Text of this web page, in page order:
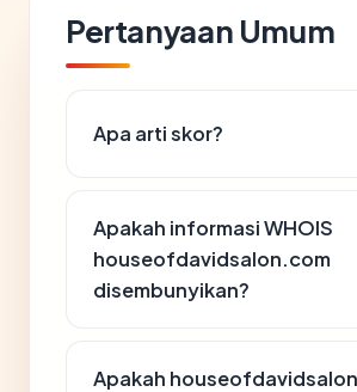
Pertanyaan Umum
Apa arti skor?
Apakah informasi WHOIS
houseofdavidsalon.com
disembunyikan?
Apakah